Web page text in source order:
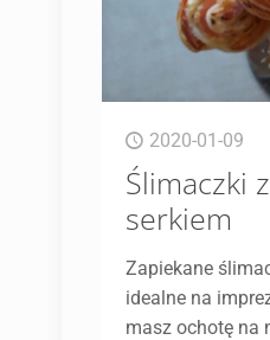
2020-01-09
Ślimaczki
serkiem
Zapiekane
idealne na
masz ochotę na